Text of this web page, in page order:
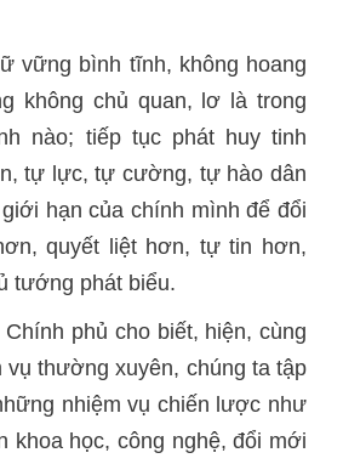
vững bình tĩnh, không hoang
không chủ quan, lơ là trong
nào; tiếp tục phát huy tinh
tự lực, tự cường, tự hào dân
hạn của chính mình để đổi
quyết liệt hơn, tự tin hơn,
tướng phát biểu.
phủ cho biết, hiện, cùng
thường xuyên, chúng ta tập
nhiệm vụ chiến lược như
khoa học, công nghệ, đổi mới